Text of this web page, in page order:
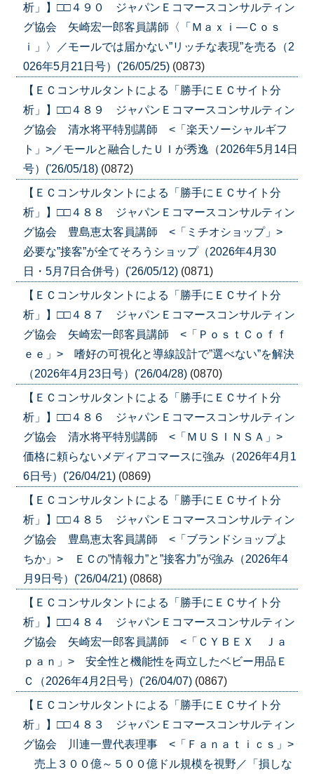
析」】□□４９０ ジャパンＥコマースコンサルティン
グ協会 矢崎宏一郎客員講師〈「Ｍａｘｉ―Ｃｏｓ
ｉ」〉／モールでは届かない”リッチな表現”を売る（2
026年5月21日号）('26/05/25) (0873)
【ＥＣコンサルタントによる「勝手にＥＣサイト分
析」】□□４８９ ジャパンＥコマースコンサルティン
グ協会 清水将平特別講師 <「楽天ソーシャルギフ
ト」>／モールと融合したＵＩが秀逸（2026年5月14日
号）('26/05/18) (0872)
【ＥＣコンサルタントによる「勝手にＥＣサイト分
析」】□□４８８ ジャパンＥコマースコンサルティン
グ協会 豊島恵太客員講師 <「ミチオショップ」>
必要な”接客”が全てそろうショップ（2026年4月30
日・5月7日合併号）('26/05/12) (0871)
【ＥＣコンサルタントによる「勝手にＥＣサイト分
析」】□□４８７ ジャパンＥコマースコンサルティン
グ協会 矢崎宏一郎客員講師 <「ＰｏｓｔＣｏｆｆ
ｅｅ」> 嗜好の可視化と導線設計で”選べない”を解決
（2026年4月23日号）('26/04/28) (0870)
【ＥＣコンサルタントによる「勝手にＥＣサイト分
析」】□□４８６ ジャパンＥコマースコンサルティン
グ協会 清水将平特別講師 <「ＭＵＳＩＮＳＡ」>
価格に頼らないメディアコマースに強み（2026年4月1
6日号）('26/04/21) (0869)
【ＥＣコンサルタントによる「勝手にＥＣサイト分
析」】□□４８５ ジャパンＥコマースコンサルティン
グ協会 豊島恵太客員講師 <「ブランドショップよ
ちか」> ＥＣの”情報力”と”接客力”が強み（2026年4
月9日号）('26/04/21) (0868)
【ＥＣコンサルタントによる「勝手にＥＣサイト分
析」】□□４８４ ジャパンＥコマースコンサルティン
グ協会 矢崎宏一郎客員講師 <「ＣＹＢＥＸ Ｊａ
ｐａｎ」> 安全性と機能性を両立したベビー用品Ｅ
Ｃ（2026年4月2日号）('26/04/07) (0867)
【ＥＣコンサルタントによる「勝手にＥＣサイト分
析」】□□４８３ ジャパンＥコマースコンサルティン
グ協会 川連一豊代表理事 <「Ｆａｎａｔｉｃｓ」>
売上３００億～５００億ドル規模を視野／「損しな